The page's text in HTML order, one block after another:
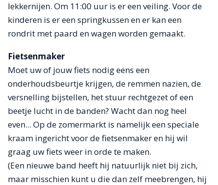
lekkernijen. Om 11:00 uur is er een veiling. Voor de
kinderen is er een springkussen en er kan een
rondrit met paard en wagen worden gemaakt.
Fietsenmaker
Moet uw of jouw fiets nodig eens een
onderhoudsbeurtje krijgen, de remmen nazien, de
versnelling bijstellen, het stuur rechtgezet of een
beetje lucht in de banden? Wacht dan nog heel
even... Op de zomermarkt is namelijk een speciale
kraam ingericht voor de fietsenmaker en hij wil
graag uw fiets weer in orde te maken.
(Een nieuwe band heeft hij natuurlijk niet bij zich,
maar misschien kunt u die dan zelf meebrengen, hij